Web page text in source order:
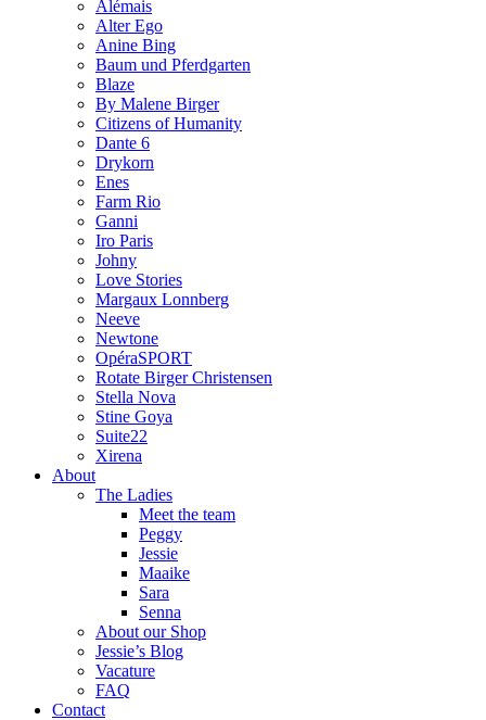
Alémais
Alter Ego
Anine Bing
Baum und Pferdgarten
Blaze
By Malene Birger
Citizens of Humanity
Dante 6
Drykorn
Enes
Farm Rio
Ganni
Iro Paris
Johny
Love Stories
Margaux Lonnberg
Neeve
Newtone
OpéraSPORT
Rotate Birger Christensen
Stella Nova
Stine Goya
Suite22
Xirena
About
The Ladies
Meet the team
Peggy
Jessie
Maaike
Sara
Senna
About our Shop
Jessie’s Blog
Vacature
FAQ
Contact